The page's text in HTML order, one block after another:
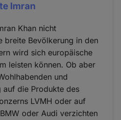
Imran
Khan nicht
breite Bevölkerung in den
wird sich europäische
leisten können. Ob aber
und
die Produkte des
LVMH oder auf
oder Audi verzichten